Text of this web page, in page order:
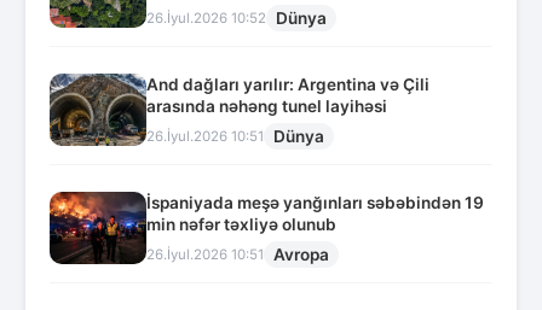
26.İyul.2026 10:52 Dünya
And dağları yarılır: Argentina və Çili
arasında nəhəng tunel layihəsi
26.İyul.2026 10:51 Dünya
İspaniyada meşə yanğınları səbəbindən 19
min nəfər təxliyə olunub
26.İyul.2026 10:51 Avropa